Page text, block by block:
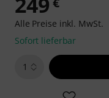
Alle Preise inkl. MwSt.
Sofort lieferbar
1